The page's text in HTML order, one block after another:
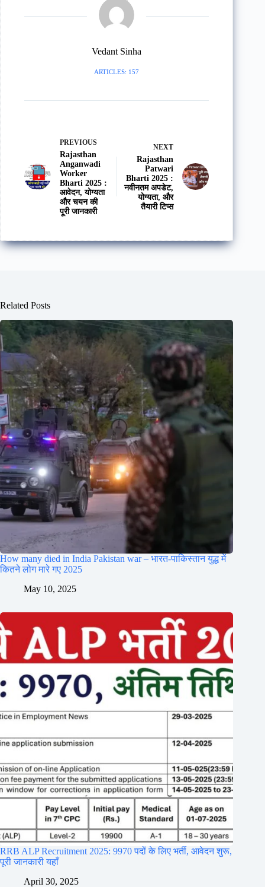
Vedant Sinha
ARTICLES: 157
PREVIOUS
Rajasthan
Anganwadi
Worker
Bharti 2025 :
आवेदन, योग्यता
और चयन की
पूरी जानकारी
NEXT
Rajasthan
Patwari
Bharti 2025 :
नवीनतम अपडेट,
योग्यता, और
तैयारी टिप्स
Related Posts
How many died in India Pakistan war – भारत-पाकिस्तान युद्ध में
कितने लोग मारे गए 2025
May 10, 2025
RRB ALP Recruitment 2025: 9970 पदों के लिए भर्ती, आवेदन शुरू,
पूरी जानकारी यहाँ
April 30, 2025